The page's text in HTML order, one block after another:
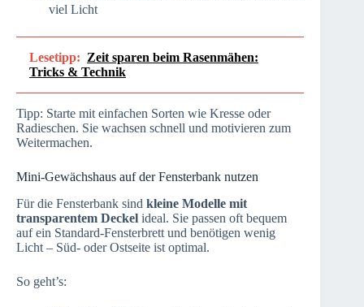
viel Licht
Lesetipp: Zeit sparen beim Rasenmähen:
Tricks & Technik
Tipp: Starte mit einfachen Sorten wie Kresse oder
Radieschen. Sie wachsen schnell und motivieren zum
Weitermachen.
Mini-Gewächshaus auf der Fensterbank nutzen
Für die Fensterbank sind kleine Modelle mit
transparentem Deckel ideal. Sie passen oft bequem
auf ein Standard-Fensterbrett und benötigen wenig
Licht – Süd- oder Ostseite ist optimal.
So geht’s: